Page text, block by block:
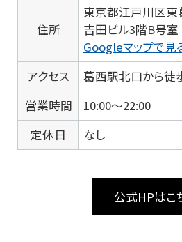
住所
東京都江戸川区
吉田ビル3階B号室
Googleマップで見
アクセス
葛西駅北口から徒
営業時間
10:00〜22:00
定休日
なし
公式HPはこ